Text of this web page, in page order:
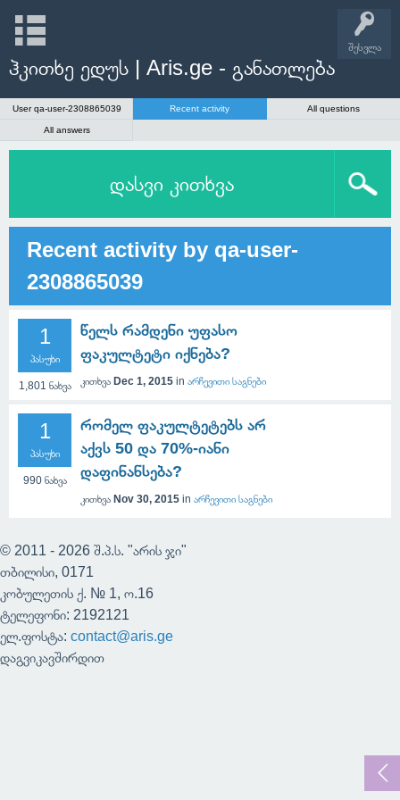
შესვლა
ჰკითხე ედუს | Aris.ge - განათლება
User qa-user-2308865039 Recent activity All questions
All answers
დასვი კითხვა
Recent activity by qa-user-
2308865039
1
პასუხი
1,801 ნახვა
წელს რამდენი უფასო
ფაკულტეტი იქნება?
კითხვა Dec 1, 2015 in არჩევითი საგნები
1
პასუხი
990ნახვა
რომელ ფაკულტეტებს არ
აქვს 50 და 70%-იანი
დაფინანსება?
კითხვა Nov 30, 2015 in არჩევითი საგნები
© 2011 - 2026 შ.პ.ს. "არის ჯი"
თბილისი, 0171
კობულეთის ქ. № 1, ო.16
ტელეფონი: 2192121
ელ.ფოსტა: contact@aris.ge
დაგვიკავშირდით